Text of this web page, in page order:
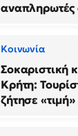
αναπληρωτές
Κοινωνία
Σοκαριστική
Κρήτη:
ζήτησε